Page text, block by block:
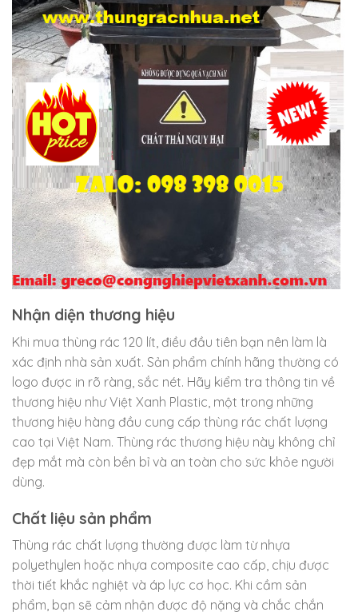
Nhận diện thương hiệu
Khi mua thùng rác 120 lít, điều đầu tiên bạn nên làm là
xác định nhà sản xuất. Sản phẩm chính hãng thường có
logo được in rõ ràng, sắc nét. Hãy kiểm tra thông tin về
thương hiệu như Việt Xanh Plastic, một trong những
thương hiệu hàng đầu cung cấp thùng rác chất lượng
cao tại Việt Nam. Thùng rác thương hiệu này không chỉ
đẹp mắt mà còn bền bỉ và an toàn cho sức khỏe người
dùng.
Chất liệu sản phẩm
Thùng rác chất lượng thường được làm từ nhựa
polyethylen hoặc nhựa composite cao cấp, chịu được
thời tiết khắc nghiệt và áp lực cơ học. Khi cầm sản
phẩm, bạn sẽ cảm nhận được độ nặng và chắc chắn